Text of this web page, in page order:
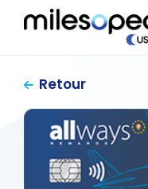
Passer
Retour